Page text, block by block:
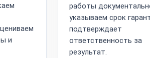
и
работы
указываем срок
подтверждает
ответственность за
результат.